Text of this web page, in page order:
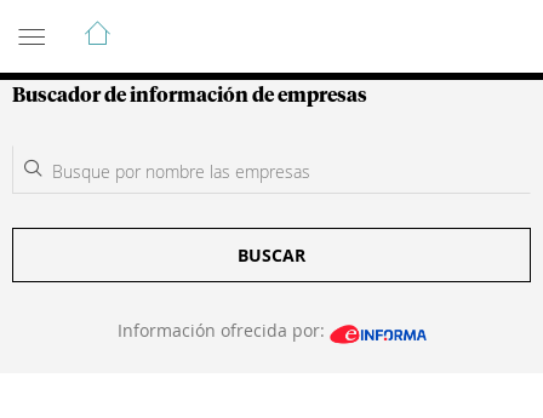
Guía de Empresas Colombianas
Buscador de información de empresas
BUSCAR
Información ofrecida por: